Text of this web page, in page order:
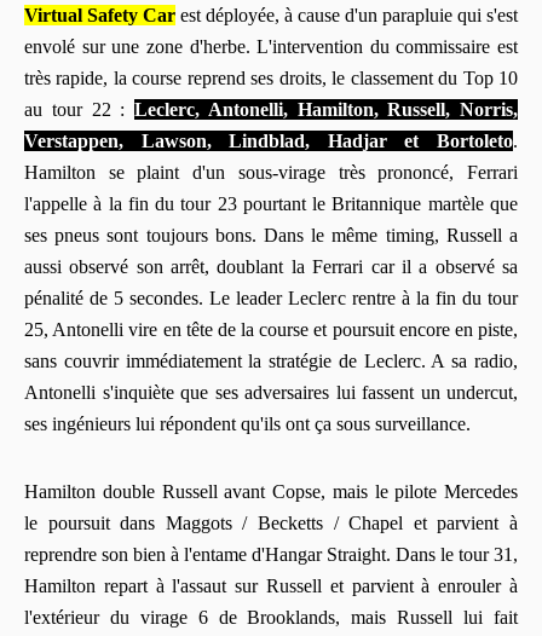
Virtual Safety Car est déployée, à cause d'un parapluie qui s'est
envolé sur une zone d'herbe. L'intervention du commissaire est
très rapide, la course reprend ses droits, le classement du Top 10
au tour 22 : Leclerc, Antonelli, Hamilton, Russell, Norris,
Verstappen, Lawson, Lindblad, Hadjar et Bortoleto.
Hamilton se plaint d'un sous-virage très prononcé, Ferrari
l'appelle à la fin du tour 23 pourtant le Britannique martèle que
ses pneus sont toujours bons. Dans le même timing, Russell a
aussi observé son arrêt, doublant la Ferrari car il a observé sa
pénalité de 5 secondes. Le leader Leclerc rentre à la fin du tour
25, Antonelli vire en tête de la course et poursuit encore en piste,
sans couvrir immédiatement la stratégie de Leclerc. A sa radio,
Antonelli s'inquiète que ses adversaires lui fassent un undercut,
ses ingénieurs lui répondent qu'ils ont ça sous surveillance.
Hamilton double Russell avant Copse, mais le pilote Mercedes
le poursuit dans Maggots / Becketts / Chapel et parvient à
reprendre son bien à l'entame d'Hangar Straight. Dans le tour 31,
Hamilton repart à l'assaut sur Russell et parvient à enrouler à
l'extérieur du virage 6 de Brooklands, mais Russell lui fait